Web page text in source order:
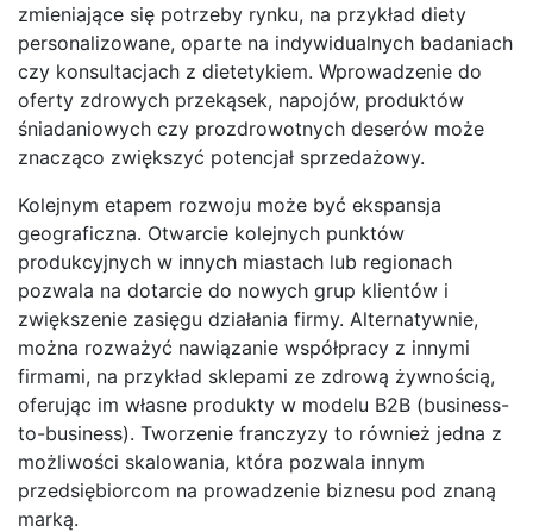
zmieniające się potrzeby rynku, na przykład diety
personalizowane, oparte na indywidualnych badaniach
czy konsultacjach z dietetykiem. Wprowadzenie do
oferty zdrowych przekąsek, napojów, produktów
śniadaniowych czy prozdrowotnych deserów może
znacząco zwiększyć potencjał sprzedażowy.
Kolejnym etapem rozwoju może być ekspansja
geograficzna. Otwarcie kolejnych punktów
produkcyjnych w innych miastach lub regionach
pozwala na dotarcie do nowych grup klientów i
zwiększenie zasięgu działania firmy. Alternatywnie,
można rozważyć nawiązanie współpracy z innymi
firmami, na przykład sklepami ze zdrową żywnością,
oferując im własne produkty w modelu B2B (business-
to-business). Tworzenie franczyzy to również jedna z
możliwości skalowania, która pozwala innym
przedsiębiorcom na prowadzenie biznesu pod znaną
marką.